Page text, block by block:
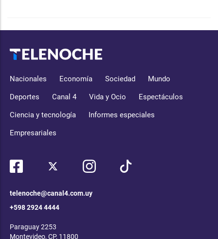
Nacionales Economía Sociedad Mundo
Deportes Canal 4 Vida y Ocio Espectáculos
Ciencia y tecnología Informes especiales
Empresariales
telenoche@canal4.com.uy
+598 2924 4444
Paraguay 2253
Montevideo, CP, 11800